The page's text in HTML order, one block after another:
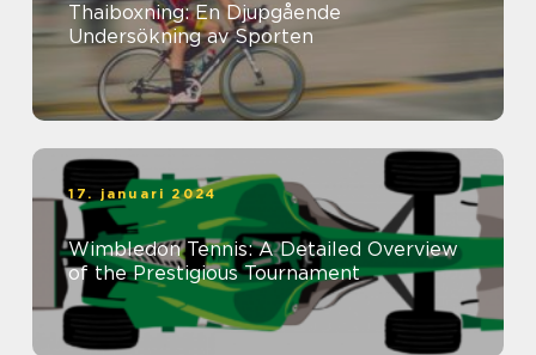
Thaiboxning: En Djupgående
Undersökning av Sporten
17. januari 2024
Wimbledon Tennis: A Detailed Overview
of the Prestigious Tournament